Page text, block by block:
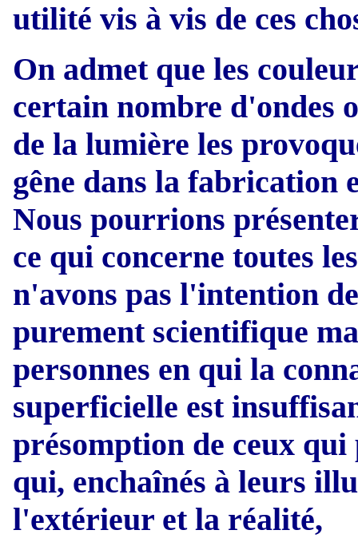
utilité vis à vis de ces
On admet que les
certain nombre d'ondes
de la lumière les
gêne dans la fabrication
Nous pourrions
ce qui concerne toutes
n'avons pas l'intention
purement scientifique
personnes en qui la
superficielle est
présomption de ceux qui
qui, enchaînés à leurs
l'extérieur et la réalité,